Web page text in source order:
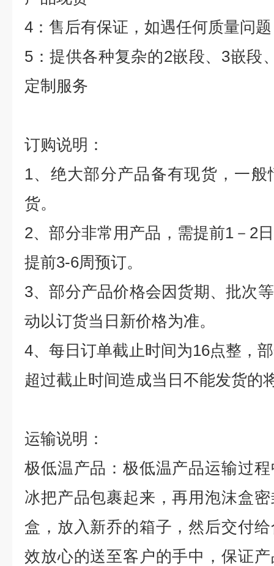
4 ：售后有保证，如遇任何质量问
5 ：提供各种复杂的2嵌段、 3嵌段
定制服务
订购说明：
1、绝大部分产品备有现货，一
货。
2、部分非常用产品，需提前1 － 2
提前3-6周预订。
3、部分产品价格会因货期、批次
动以订货当日新价格为准。
4、每日订单截止时间为16点整，
超过截止时间造成当日不能发货的
运输说明：
极低温产品：极低温产品运输过
冰把产品包裹起来，再用泡沫盒
盒，放入新乔的箱子，然后交付
效放心的送至客户的手中，保证